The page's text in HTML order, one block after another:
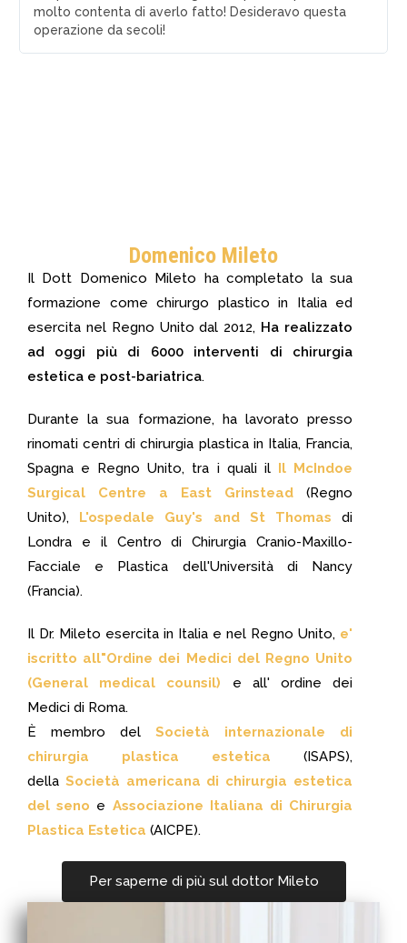
molto contenta di averlo fatto! Desideravo questa
operazione da secoli!
Domenico Mileto
Il Dott Domenico Mileto ha completato la sua
formazione come chirurgo plastico in Italia ed
esercita nel Regno Unito dal 2012, Ha realizzato
ad oggi più di 6000 interventi di chirurgia
estetica e post-bariatrica.
Durante la sua formazione, ha lavorato presso
rinomati centri di chirurgia plastica in Italia, Francia,
Spagna e Regno Unito, tra i quali il
Il McIndoe
Surgical Centre a East Grinstead (Regno
Unito),
L'ospedale Guy's and St Thomas di
Londra e il Centro di Chirurgia Cranio-Maxillo-
Facciale e Plastica dell'Università di Nancy
(Francia).
Il Dr. Mileto esercita in Italia e nel Regno Unito, e'
iscritto all"Ordine dei Medici del Regno Unito
(General medical counsil) e all' ordine dei
Medici di Roma.
È membro del Società internazionale di
chirurgia plastica estetica (ISAPS),
della Società americana di chirurgia estetica
del seno e Associazione Italiana di Chirurgia
Plastica Estetica (AICPE).
Per saperne di più sul dottor Mileto